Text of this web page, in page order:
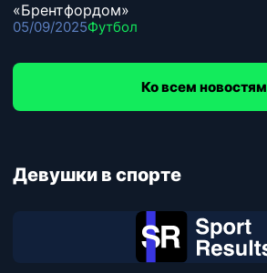
«Брентфордом»
05/09/2025Футбол
Ко всем новостям
Девушки в спорте